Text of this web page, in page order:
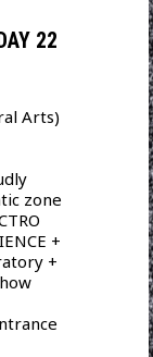
22
Arts)
zone
+
+